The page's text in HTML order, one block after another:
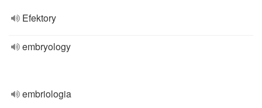
Efektory
embryology
embriologia